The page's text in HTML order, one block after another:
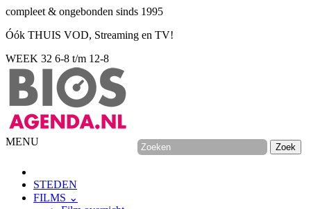
compleet & ongebonden sinds 1995
Óók THUIS VOD, Streaming en TV!
WEEK 32 6-8 t/m 12-8
MENU
STEDEN
FILMS ⌄